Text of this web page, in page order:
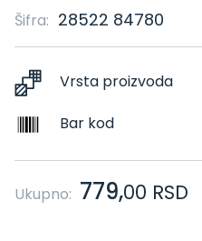
Šifra: 28522 84780
Vrsta proizvoda
Bar kod
Ukupno: 779,00 RSD